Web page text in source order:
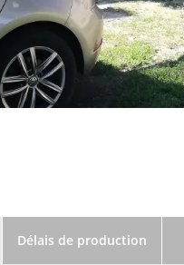
Délais de production